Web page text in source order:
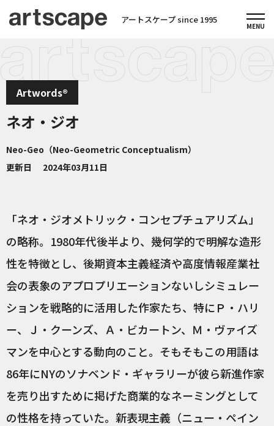
アートスケープ since 1995
Artwords®
ネオ・ジオ
Neo-Geo（Neo-Geometric Conceptualism）
更新日
2024年03月11日
「ネオ・ジオメトリック・コンセプチュアリズム」
の略称。1980年代後半より、幾何学的で明解な造形
性を特徴とし、後期資本主義経済や高度情報産業社
会の表象のアプロプリエーションないしシミュレー
ションを戦略的に活用した作家たち、特にＰ・ハリ
ー、Ｊ・クーンズ、Ａ・ビカートン、Ｍ・ヴァイズ
マンを中心とする動向のこと。そもそもこの用語は
86年にNYのソナベンド・ギャラリーが彼ら新進作家
を売り出すために掲げた商業的なネーミングとして
の性格を持っていた。新表現主義（ニュー・ペイン